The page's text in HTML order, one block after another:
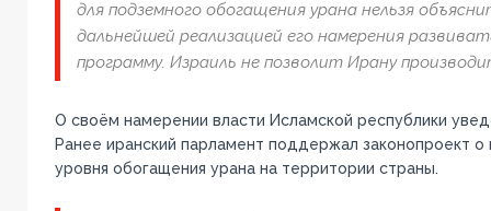
для подземного обогащения урана нельзя
дальнейшей реализацией его намерения
программу. Израиль не позволит Ирану
О своём намерении власти Исламской республики
Ранее иранский парламент поддержал законопроект
уровня обогащения урана на территории страны.